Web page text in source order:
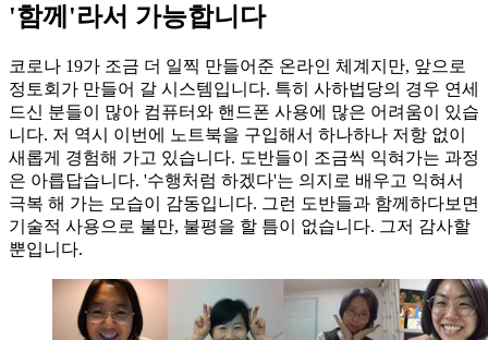
'함께'라서 가능합니다
코로나 19가 조금 더 일찍 만들어준 온라인 체계지만, 앞으로
정토회가 만들어 갈 시스템입니다. 특히 사하법당의 경우 연세
드신 분들이 많아 컴퓨터와 핸드폰 사용에 많은 어려움이 있습
니다. 저 역시 이번에 노트북을 구입해서 하나하나 저항 없이
새롭게 경험해 가고 있습니다. 도반들이 조금씩 익혀가는 과정
은 아릅답습니다. '수행처럼 하겠다'는 의지로 배우고 익혀서
극복 해 가는 모습이 감동입니다. 그런 도반들과 함께하다보면
기술적 사용으로 불만, 불평을 할 틈이 없습니다. 그저 감사할
뿐입니다.